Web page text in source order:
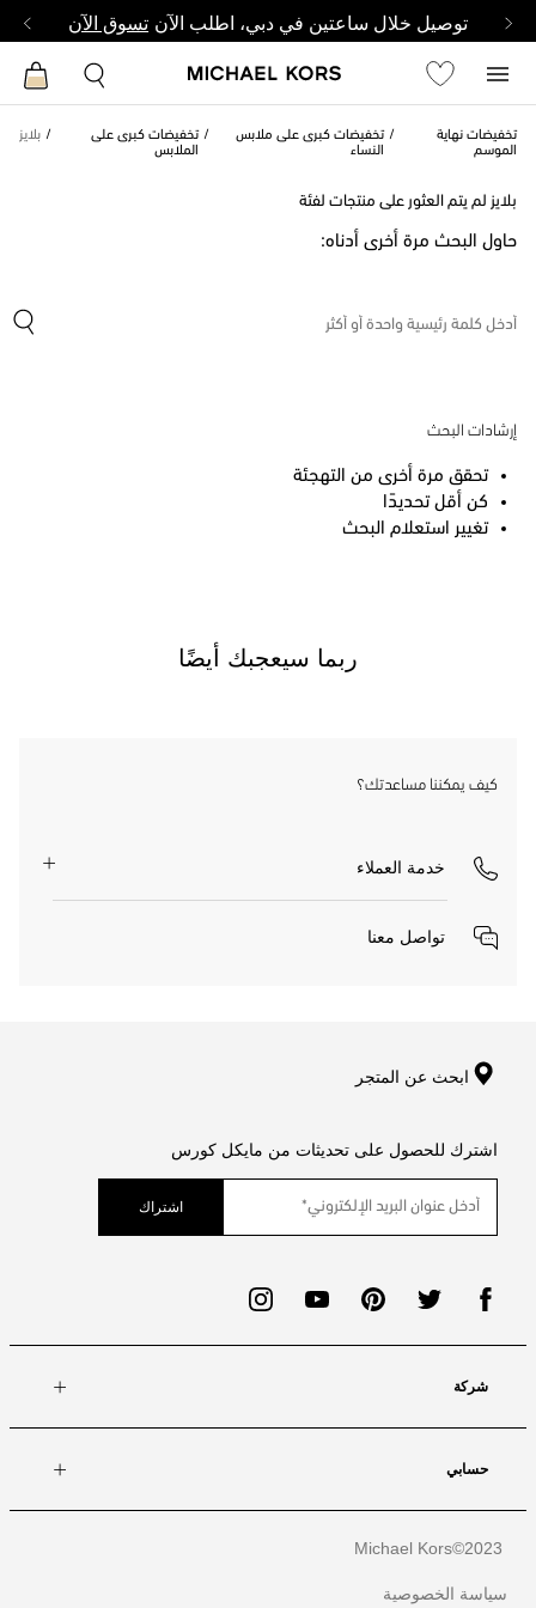
توصيل خلال ساعتين في دبي، اطلب الآن تسوق الآن
تخفيضات نهاية
الموسم
تخفيضات كبرى على ملابس
النساء
تخفيضات كبرى على
الملابس
بلايز
بلايز لم يتم العثور على منتجات لفئة
حاول البحث مرة أخرى أدناه:
إرشادات البحث
تحقق مرة أخرى من التهجئة
كن أقل تحديدًا
تغيير استعلام البحث
ربما سيعجبك أيضًا
كيف يمكننا مساعدتك؟
خدمة العملاء
تواصل معنا
ابحث عن المتجر
اشترك للحصول على تحديثات من مايكل كورس
اشتراك
شركة
حسابي
Michael Kors
سياسة الخصوصية